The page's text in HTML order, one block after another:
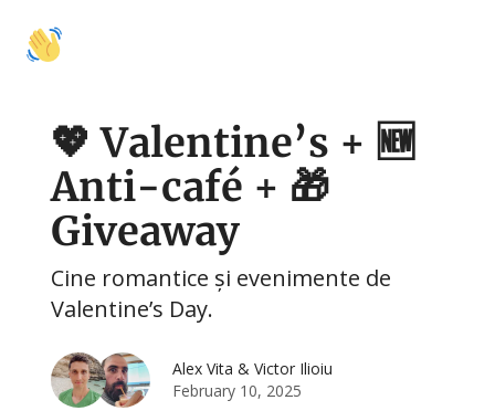
💖 Valentine’s + 🆕
Anti-café + 🎁
Giveaway
Cine romantice și evenimente de
Valentine’s Day.
Alex Vita & Victor Ilioiu
February 10, 2025